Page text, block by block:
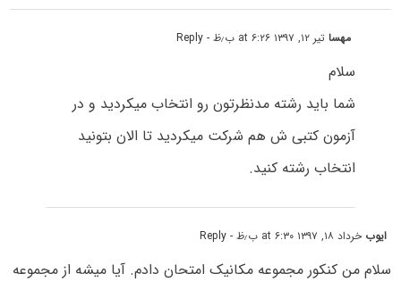
مهساتیر ۱۲, ۱۳۹۷ at ۶:۲۶ ب٫ظ - Reply
سلام
شما باید رشته مدنظرتون رو انتخاب میکردید و در
آزمون کتبی ش هم شرکت میکردید تا الان بتونید
انتخاب رشته کنید.
ایوب خرداد ۱۸, ۱۳۹۷ at ۶:۳۰ ب٫ظ - Reply
سلام من کنکور مجموعه مکانیک امتحان دادم. آیا میشه از مجموعه